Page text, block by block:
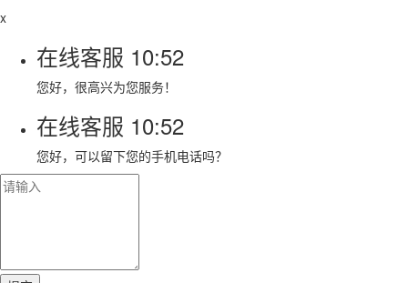
x
在线客服 10:52
您好，很高兴为您服务！
在线客服 10:52
您好，可以留下您的手机电话吗？